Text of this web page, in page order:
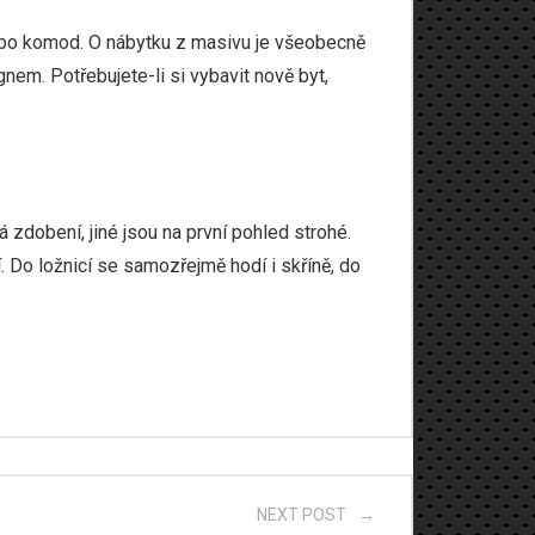
komod. O nábytku z masivu je všeobecně
Potřebujete-li si vybavit nově byt,
jiné jsou na první pohled strohé.
ložnicí se samozřejmě hodí i skříně, do
NEXT POST